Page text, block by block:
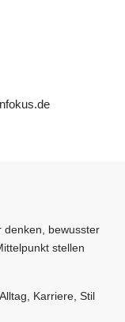
denken, bewusster
stellen
Karriere, Stil